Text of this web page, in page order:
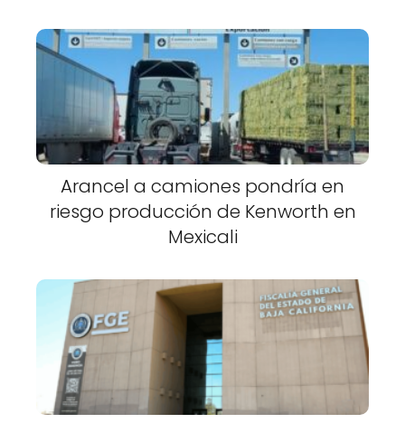
Arancel a camiones pondría en
riesgo producción de Kenworth en
Mexicali